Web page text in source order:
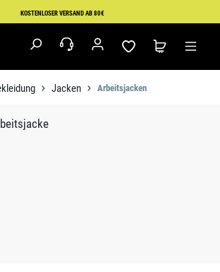
KOSTENLOSER VERSAND AB 80€
Jacken Arbeitsjacken